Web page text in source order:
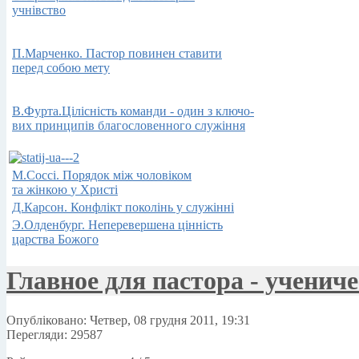
учнiвство
П.Марченко. Пастор повинен ставити
перед собою мету
В.Фурта.Цілісність команди - один з ключо-
вих принципів благословенного служіння
М.Соссi. Порядок між чоловіком
та жінкою у Христі
Д.Карсон. Конфлікт поколінь у служінні
Э.Олденбург. Неперевершена цінність
царства Божого
Главное для пастора -
Опубліковано: Четвер, 08 грудня 2011, 19:31
Перегляди: 29587